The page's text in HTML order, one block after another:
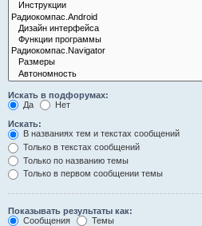
Искать в подфорумах:
Да
Нет
Искать:
В названиях тем и текстах сообщений
Только в текстах сообщений
Только по названию темы
Только в первом сообщении темы
Показывать результаты как:
Сообщения
Темы